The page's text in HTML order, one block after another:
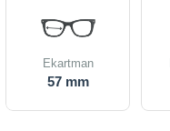
Ekartman
57 mm